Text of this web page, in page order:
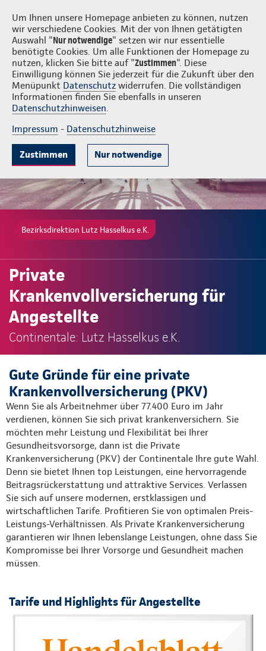
Um Ihnen unsere Homepage anbieten zu können, nutzen
wir verschiedene Cookies. Mit der von Ihnen getätigten
Auswahl "Nur notwendige" setzen wir nur essentielle
benötigte Cookies. Um alle Funktionen der Homepage zu
nutzen, klicken Sie bitte auf "Zustimmen". Diese
Einwilligung können Sie jederzeit für die Zukunft über den
Menüpunkt Datenschutz widerrufen. Die vollständigen
Informationen finden Sie ebenfalls in unseren
Datenschutzhinweisen.
Impressum - Datenschutzhinweise
Zustimmen Nur notwendige
Lutz Hasselkus e.K. Login
Gute Gründe Tarife & Leistungen Wissenswertes Beratung &
Bezirksdirektion Lutz Hasselkus e.K.
Private
Krankenvollversicherung für
Angestellte
Continentale: Lutz Hasselkus e.K.
Gute Gründe für eine private
Krankenvollversicherung (PKV)
Wenn Sie als Arbeitnehmer über 77.400 Euro im Jahr
verdienen, können Sie sich privat krankenversichern. Sie
möchten mehr Leistung und Flexibilität bei Ihrer
Gesundheitsvorsorge, dann ist die Private
Krankenversicherung (PKV) der Continentale Ihre gute Wahl.
Denn sie bietet Ihnen top Leistungen, eine hervorragende
Beitragsrückerstattung und attraktive Services. Verlassen
Sie sich auf unsere modernen, erstklassigen und
wirtschaftlichen Tarife. Profitieren Sie von optimalen Preis-
Leistungs-Verhältnissen. Als Private Krankenversicherung
garantieren wir Ihnen lebenslange Leistungen, ohne dass Sie
Kompromisse bei Ihrer Vorsorge und Gesundheit machen
müssen.
Tarife und Highlights für Angestellte